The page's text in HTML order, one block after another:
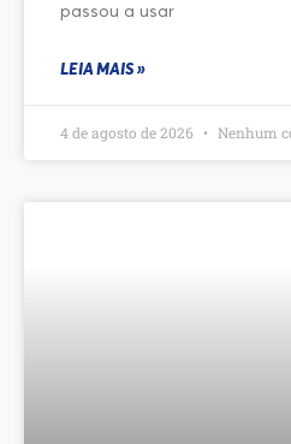
passou a usar
LEIA MAIS »
4 de agosto de 2026 Nenhum